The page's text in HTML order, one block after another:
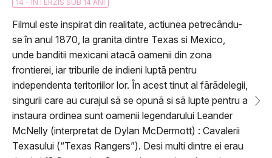
14 - INTERZIS SUB 14 ANI
Filmul este inspirat din realitate, actiunea petrecându-
se în anul 1870, la granita dintre Texas si Mexico,
unde banditii mexicani atacã oamenii din zona
frontierei, iar triburile de indieni luptã pentru
independenta teritoriilor lor. În acest tinut al fãrãdelegii,
singurii care au curajul sã se opunã si sã lupte pentru a
instaura ordinea sunt oamenii legendarului Leander
McNelly (interpretat de Dylan McDermott) : Cavalerii
Texasului (“Texas Rangers”). Desi multi dintre ei erau